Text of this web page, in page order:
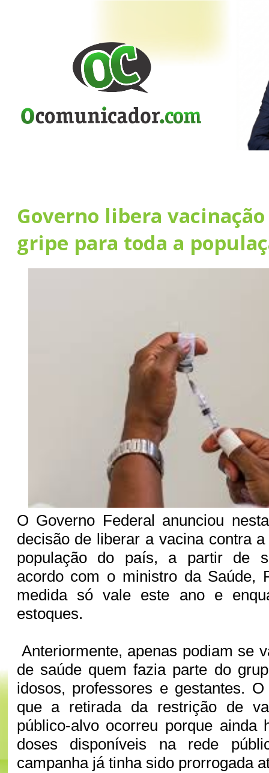
Governo libera
gripe para toda a
O Governo Federal anunciou
decisão de liberar a vacina contra
população do país, a partir de
acordo com o ministro da Saúde,
medida só vale este ano e
estoques.
Anteriormente, apenas podiam se
de saúde quem fazia parte do
idosos, professores e gestantes.
que a retirada da restrição de
público-alvo ocorreu porque ainda
doses disponíveis na rede
campanha já tinha sido prorrogada